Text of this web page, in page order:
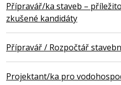
Přípravář/ka staveb –
zkušené kandidáty
Přípravář / Rozpočtář
Projektant/ka pro